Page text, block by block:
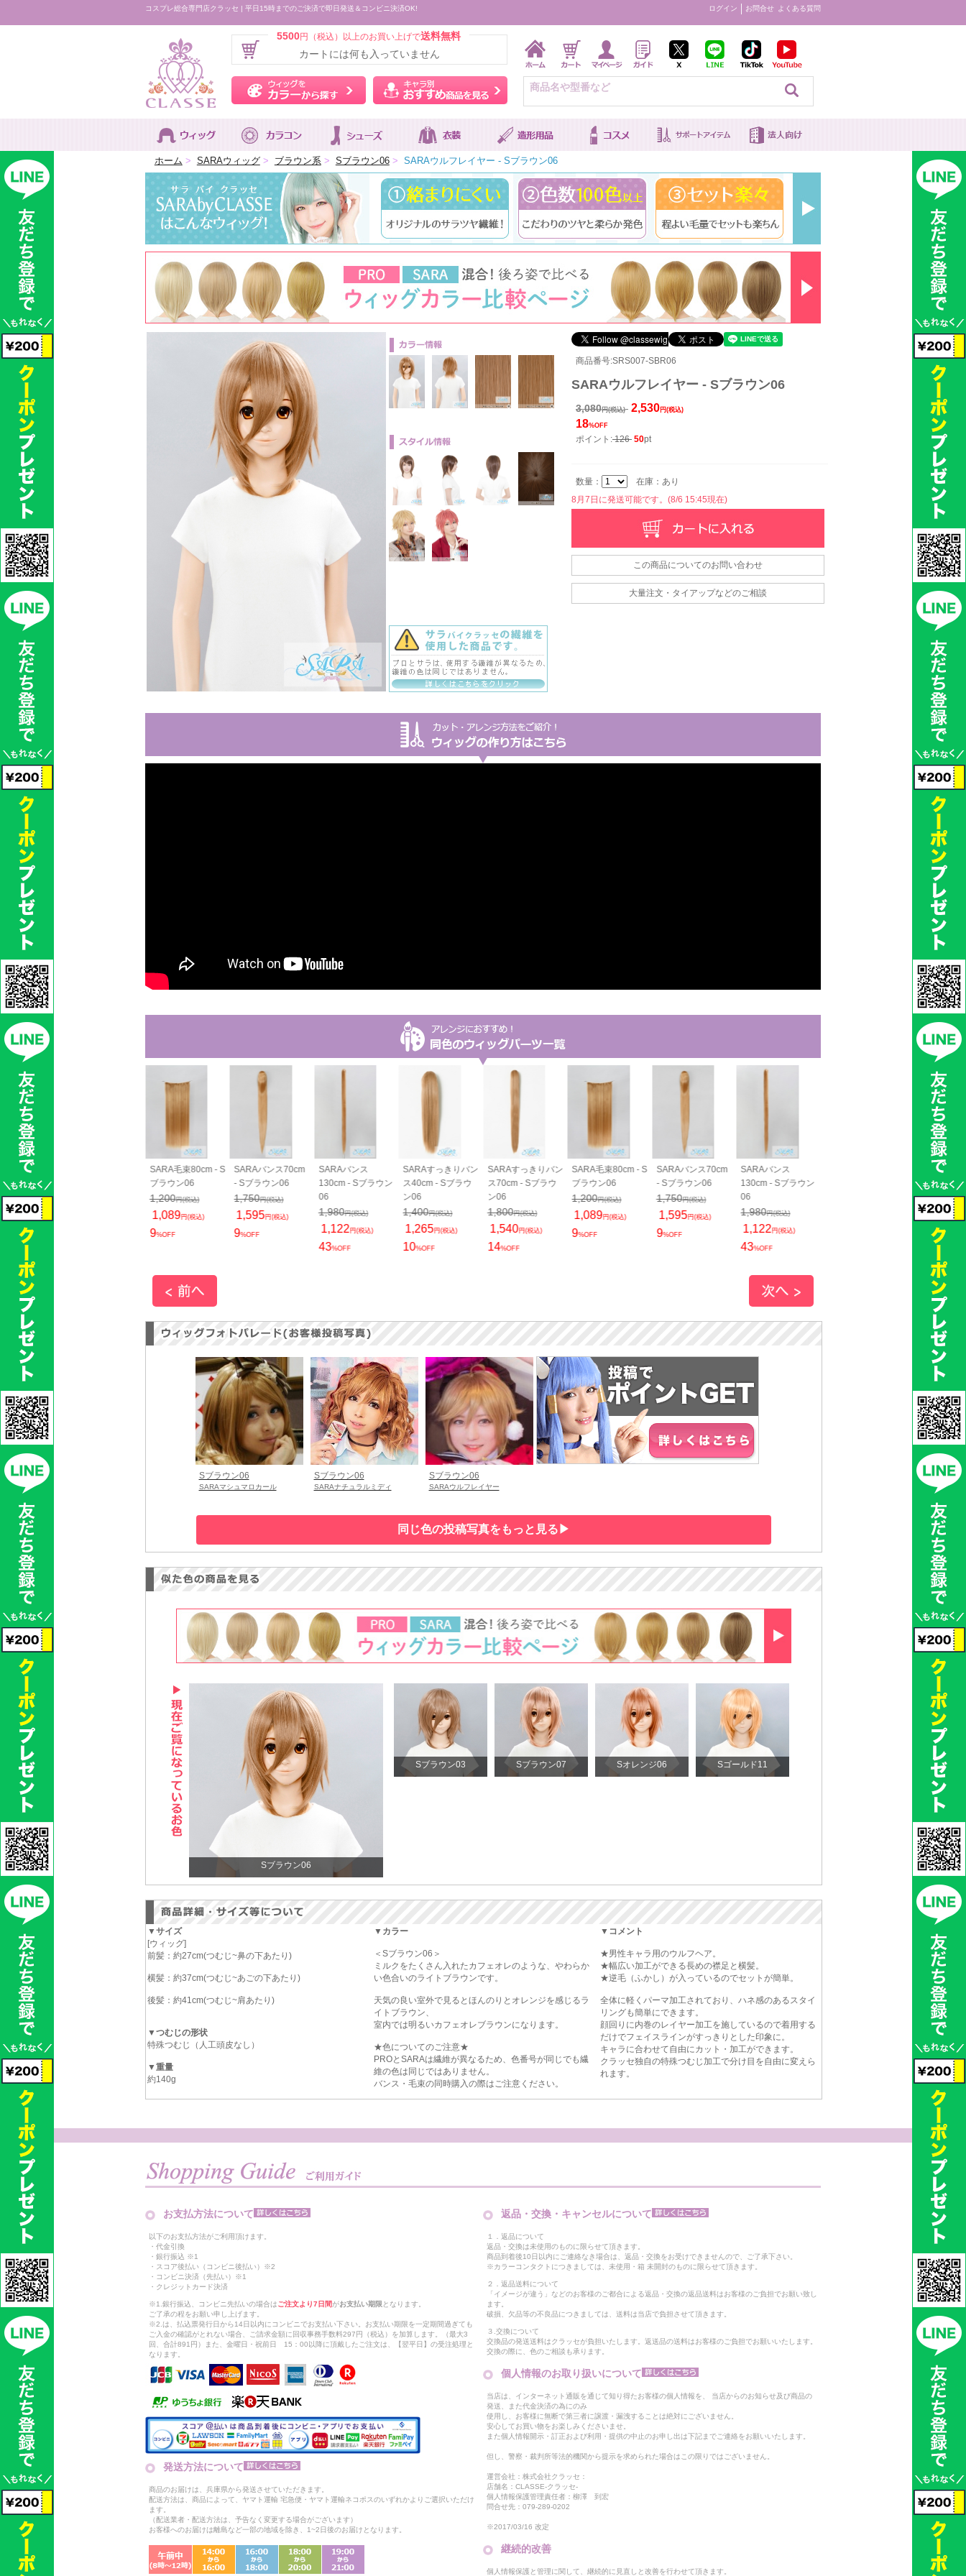
コスプレ総合専門店クラッセ | 平日15時までのご決済で即日発送＆コンビニ決済OK! ログイン お問合せ よくある質問
5500円（税込）以上のお買い上げで送料無料
カートには何も入っていません
ウィッグをカラーから探す キャラ別おすすめ商品を見る
ホーム > SARAウィッグ > ブラウン系 > Sブラウン06 > SARAウルフレイヤー - Sブラウン06
商品番号:SRS007-SBR06
SARAウルフレイヤー - Sブラウン06
3,080円(税込) 2,530 円(税込)
18%OFF
ポイント:126 50pt
数量：
在庫：あり
8月7日に発送可能です。(8/6 15:45現在)
この商品についてのお問い合わせ
大量注文・タイアップなどのご相談
すっきりバン
- Sブラウ
円(税込)
円(税込)
SARA毛束80cm - S
ブラウン06
1,200円(税込)
1,089円(税込)
9%OFF
SARAバンス70cm
- Sブラウン06
1,750円(税込)
1,595円(税込)
9%OFF
SARAバンス
130cm - Sブラウン
06
1,980円(税込)
1,122円(税込)
43%OFF
SARAすっきりバン
ス40cm - Sブラウ
ン06
1,400円(税込)
1,265円(税込)
10%OFF
SARAすっきりバン
ス70cm - Sブラウ
ン06
1,800円(税込)
1,540円(税込)
14%OFF
SARA毛束80cm - S
ブラウン06
1,200円(税込)
1,089円(税込)
9%OFF
SARAバンス70cm
- Sブラウン06
1,750円(税込)
1,595円(税込)
9%OFF
SARAバンス
130cm - Sブラウン
06
1,980円(税込)
1,122円(税込)
43%OFF
SARAすっき
ス70cm - Sブ
ン06
1,800円(税込)
1,540円(税込)
Sブラウン06
SARAマシュマロカール
Sブラウン06
SARAナチュラルミディ
Sブラウン06
SARAウルフレイヤー
Sブラウン06
Sブラウン03 Sブラウン07 Sオレンジ06 Sゴールド11
▼サイズ
[ウィッグ]
前髪：約27cm(つむじ~鼻の下あたり)
横髪：約37cm(つむじ~あごの下あたり)
後髪：約41cm(つむじ~肩あたり)
▼つむじの形状
特殊つむじ（人工頭皮なし）
▼重量
約140g
▼カラー
＜Sブラウン06＞
ミルクをたくさん入れたカフェオレのような、やわらか
い色合いのライトブラウンです。
天気の良い室外で見るとほんのりとオレンジを感じるラ
イトブラウン、
室内では明るいカフェオレブラウンになります。
★色についてのご注意★
PROとSARAは繊維が異なるため、色番号が同じでも繊
維の色は同じではありません。
バンス・毛束の同時購入の際はご注意ください。
▼コメント
★男性キャラ用のウルフヘア。
★幅広い加工ができる長めの襟足と横髪。
★逆毛（ふかし）が入っているのでセットが簡単。
全体に軽くパーマ加工されており、ハネ感のあるスタイ
リングも簡単にできます。
顔回りに内巻のレイヤー加工を施しているので着用する
だけでフェイスラインがすっきりとした印象に。
キャラに合わせて自由にカット・加工ができます。
クラッセ独自の特殊つむじ加工で分け目を自由に変えら
れます。
お支払方法について
以下のお支払方法がご利用頂けます。
・代金引換
・銀行振込 ※1
・スコア後払い（コンビニ後払い）※2
・コンビニ決済（先払い）※1
・クレジットカード決済
※1.銀行振込、コンビニ先払いの場合はご注文より7日間がお支払い期限 となります。
ご了承の程をお願い申し上げます。
※2.は、払込票発行日から14日以内にコンビニでお支払い下さい。お支払い期限を一定期間過ぎても
ご入金の確認がとれない場合、ご請求金額に回収事務手数料297円（税込）を加算します。（最大3
回、合計891円）また、金曜日・祝前日 15：00以降に頂戴したご注文は、【翌平日】の受注処理と
なります。
発送方法について
商品のお届けは、兵庫県から発送させていただきます。
配送方法は、商品によって、ヤマト運輸 宅急便・ヤマト運輸ネコポスのいずれかよりご選択いただけ
ます。
（配送業者・配送方法は、予告なく変更する場合がございます）
お客様へのお届けは離島など一部の地域を除き、1~2日後のお届けとなります。
返品・交換・キャンセルについて
１．返品について
返品・交換は未使用のものに限らせて頂きます。
商品到着後10日以内にご連絡なき場合は、返品・交換をお受けできませんので、ご了承下さい。
※カラーコンタクトにつきましては、未使用・箱 未開封のものに限らせて頂きます。
２．返品送料について
「イメージが違う」などのお客様のご都合による返品・交換の返品送料はお客様のご負担でお願い致し
ます。
破損、欠品等の不良品につきましては、送料は当店で負担させて頂きます。
３.交換について
交換品の発送送料はクラッセが負担いたします。返送品の送料はお客様のご負担でお願いいたします。
交換の際に、色のご相談も承ります。
個人情報のお取り扱いについて
当店は、インターネット通販を通じて知り得たお客様の個人情報を、 当店からのお知らせ及び商品の
発送、また代金決済の為にのみ
使用し、お客様に無断で第三者に譲渡・漏洩することは絶対にございません。
安心してお買い物をお楽しみくださいませ。
また個人情報開示・訂正および利用・提供の中止のお申し出は下記までご連絡をお願いいたします。
但し、警察・裁判所等法的機関から提示を求められた場合はこの限りではございません。
運営会社：株式会社クラッセ：
店舗名：CLASSE-クラッセ-
個人情報保護管理責任者：柳澤 到宏
問合せ先：079-289-0202
※2017/03/16 改定
継続的改善
個人情報保護と管理に関して、継続的に見直しと改善を行わせて頂きます。